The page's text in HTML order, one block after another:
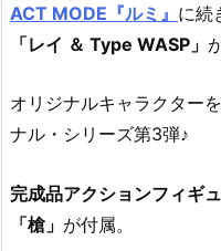
ACT MODE『ルミ』 に続
「レイ ＆ Type WASP」
オリジナルキャラクター
ナル・シリーズ第3弾♪
完成品アクションフィギ
「槍」 が付属。